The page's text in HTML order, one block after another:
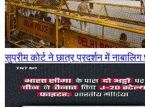
सुप्रीम कोर्ट ने छात्र प्रदर्शन में